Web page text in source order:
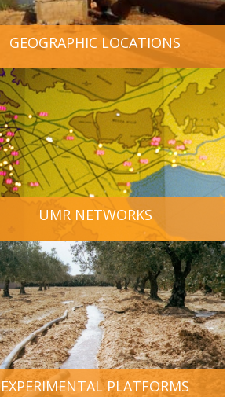
GEOGRAPHIC LOCATIONS
UMR NETWORKS
EXPERIMENTAL PLATFORMS